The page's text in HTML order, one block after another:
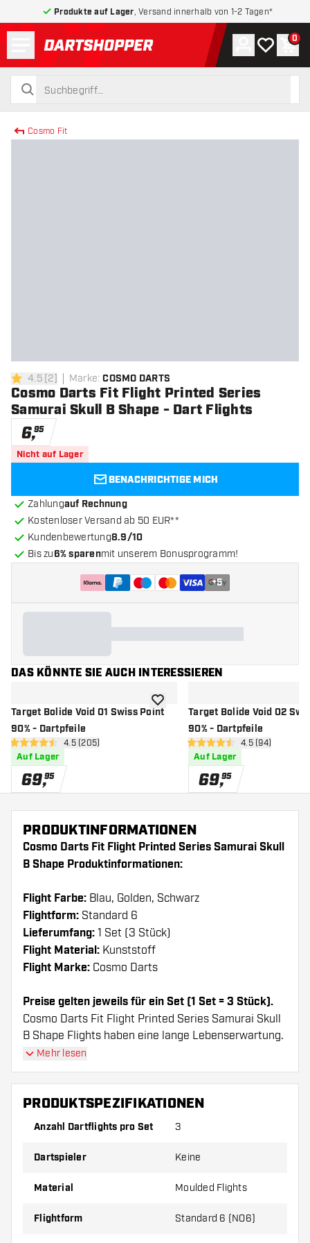
Produkte auf Lager , Versand innerhalb von 1-2 Tagen*
zurück zur Startseite
suchen
suchen
Konto
Meine 0
Cosmo Fit
4.5 Bewertungssterne
4.5[2] Marke: COSMO DARTS
Cosmo Darts Fit Flight Printed Series
Samurai Skull B Shape - Dart Flights
6,95
Nicht auf Lager
BENACHRICHTIGE MICH
Zahlungauf Rechnung
Kostenloser Versand ab 50 EUR**
Kundenbewertung8.9/10
Bis zu6% sparenmit unserem Bonusprogramm!
+5
DAS KÖNNTE SIE AUCH INTERESSIEREN
Target Bolide Void 01 Swiss Point
90% - Dartpfeile
Bewertungsbereich öffnen
4.5 Bewertungssterne
4.5 (205)
Auf Lager
69,95
Zur Wunschliste hinzufügen
Target Bolide Void 02
90% - Dartpfeile
4.5 Bewertungssterne
4.5 (94)
Auf Lager
69,95
PRODUKTINFORMATIONEN
Cosmo Darts Fit Flight Printed Series Samurai Skull
B Shape Produktinformationen:
Flight Farbe: Blau, Golden, Schwarz
Flightform: Standard 6
Lieferumfang: 1 Set (3 Stück)
Flight Material: Kunststoff
Flight Marke: Cosmo Darts
Preise gelten jeweils für ein Set (1 Set = 3 Stück).
Cosmo Darts Fit Flight Printed Series Samurai Skull
B Shape Flights haben eine lange Lebenserwartung.
Diese Flights können nur mit Cosmo Fit Shafts
verwendet werden.
Dartshopper Tipp!
Shafts. Diese können sich durch Gebrauch
Probieren Sie eine andere Form, ein anderes
Mehr lesen
PRODUKTSPEZIFIKATIONEN
Anzahl Dartflights pro Set 3
Dartspieler Keine
Material Moulded Flights
Flightform Standard 6 (NO6)